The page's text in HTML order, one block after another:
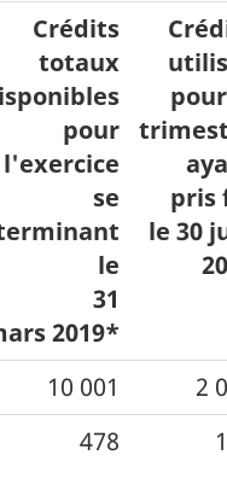
Crédits
totaux
pour
l'exercice
se
le
31
2019*
pris
le 30
10 001
2
478